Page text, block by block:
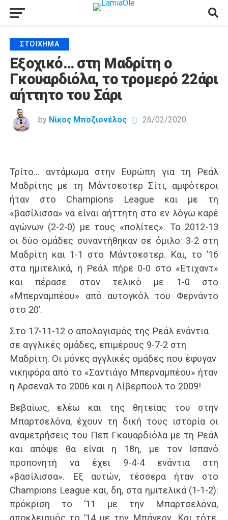
ΣΤΟΊΧΗΜΑ
Εξοχικό… στη Μαδρίτη ο
Γκουαρδιόλα, το τρομερό 22άρι
αήττητο του Σάρι
by Νίκος Μποζιονέλος 26/02/2020
Τρίτο… αντάμωμα στην Ευρώπη για τη Ρεάλ
Μαδρίτης με τη Μάντσεστερ Σίτι, αμφότεροι
ήταν στο Champions League και με τη
«βασίλισσα» να είναι αήττητη στο εν λόγω καρέ
αγώνων (2-2-0) με τους «πολίτες». Το 2012-13
οι δύο ομάδες συναντήθηκαν σε όμιλο: 3-2 στη
Μαδρίτη και 1-1 στο Μάντσεστερ. Και, το ’16
στα ημιτελικά, η Ρεάλ πήρε 0-0 στο «Ετιχαντ»
και πέρασε στον τελικό με 1-0 στο
«Μπερναμπέου» από αυτογκόλ του Φερνάντο
στο 20’.
Στο 17-11-12 ο απολογισμός της Ρεάλ ενάντια
σε αγγλικές ομάδες, επιμέρους 9-7-2 στη
Μαδρίτη. Οι μόνες αγγλικές ομάδες που έφυγαν
νικηφόρα από το «Σαντιάγο Μπερναμπέου» ήταν
η Αρσεναλ το 2006 και η Λίβερπουλ το 2009!
Βεβαίως, ελέω και της θητείας του στην
Μπαρτσελόνα, έχουν τη δική τους ιστορία οι
αναμετρήσεις του Πεπ Γκουαρδιόλα με τη Ρεάλ
και απόψε θα είναι η 18η, με τον Ισπανό
προπονητή να έχει 9-4-4 ενάντια στη
«βασίλισσα». Εξ αυτών, τέσσερα ήταν στο
Champions League και, δη, στα ημιτελικά (1-1-2):
πρόκριση το ’11 με την Μπαρτσελόνα,
αποκλεισμός το ’14 με την Μπάγερν. Και τότε,